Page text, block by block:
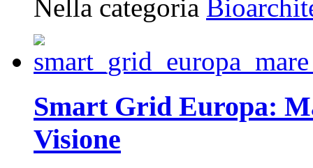
Nella categoria
Smart Grid Europa:
Visione